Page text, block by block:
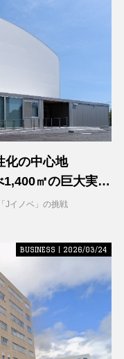
化の中心地
㎡の巨大実証
学 DXフィールド
Jイノベ」の挑戦
BUSINESS | 2026/03/24